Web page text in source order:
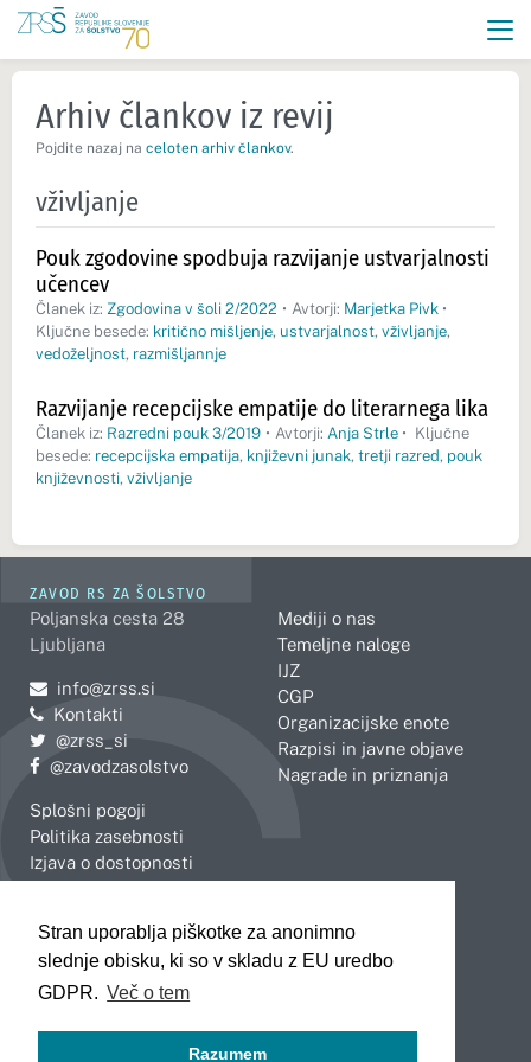
Stran uporablja piškotke za anonimno
slednje obisku, ki so v skladu z EU uredbo
GDPR. Več o tem
Razumem
Arhiv člankov iz revij
Pojdite nazaj na celoten arhiv člankov.
vživljanje
Pouk zgodovine spodbuja razvijanje ustvarjalnosti
učencev
Članek iz: Zgodovina v šoli 2/2022 • Avtorji: Marjetka Pivk •
Ključne besede: kritično mišljenje, ustvarjalnost, vživljanje,
vedoželjnost, razmišljannje
Razvijanje recepcijske empatije do literarnega lika
Članek iz: Razredni pouk 3/2019 • Avtorji: Anja Strle • Ključne
besede: recepcijska empatija, književni junak, tretji razred, pouk
književnosti, vživljanje
ZAVOD RS ZA ŠOLSTVO
Poljanska cesta 28
Ljubljana
Pošljite e-mail na
info@zrss.si
Kontakti
Pojdite na Twitter:
@zrss_si
Pojdite na Facebook:
@zavodzasolstvo
Splošni pogoji
Politika zasebnosti
Izjava o dostopnosti
Mediji o nas
Temeljne naloge
IJZ
CGP
Organizacijske enote
Razpisi in javne objave
Nagrade in priznanja
Celje
Koper
Kranj
Novo mesto
Slovenj Gradec